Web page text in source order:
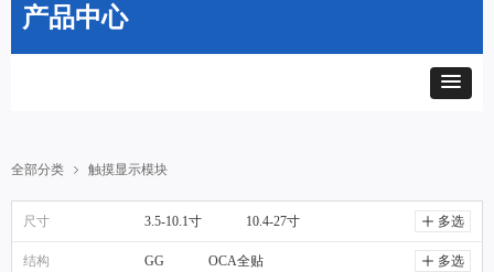
产品中心
全部分类 ꁇ 触摸显示模块
尺寸 ꄸ 多选
3.5-10.1寸 10.4-27寸
结构 ꄸ 多选
GG OCA全贴